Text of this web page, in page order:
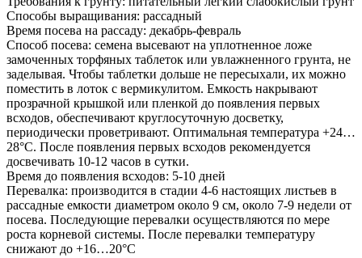
Способы выращивания: рассадный
Время посева на рассаду: декабрь-февраль
Способ посева: семена высевают на уплотненное ложе
замоченных торфяных таблеток или увлажненного грунта, не
заделывая. Чтобы таблетки дольше не пересыхали, их можно
поместить в лоток с вермикулитом. Емкость накрывают
прозрачной крышкой или пленкой до появления первых
всходов, обеспечивают круглосуточную досветку,
периодически проветривают. Оптимальная температура +24…
28°С. После появления первых всходов рекомендуется
досвечивать 10-12 часов в сутки.
Время до появления всходов: 5-10 дней
Перевалка: производится в стадии 4-6 настоящих листьев в
рассадные емкости диаметром около 9 см, около 7-9 недели от
посева. Последующие перевалки осуществляются по мере
роста корневой системы. После перевалки температуру
снижают до +16…20°С